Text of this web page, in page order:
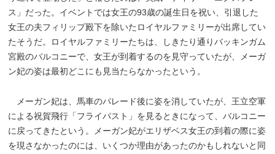
ス」だった。イベントでは女王の93歳の誕生日を祝い、引退した
女王の夫フィリップ殿下を除いたロイヤルファミリーが出席してい
たそうだ。ロイヤルファミリーたちは、しきたり通りバッキンガム
宮殿のバルコニーで、女王が到着するのを見守っていたが、メーガ
ン妃の姿は最初どこにも見当たらなかったという。
メーガン妃は、馬車のパレード後に姿を消していたが、王立空軍
による祝賀飛行「フライパスト」を見るときになって、バルコニー
に戻ってきたという。メーガン妃がエリザベス女王の到着の際に姿
を現さなかったのには、いくつか理由があったのかもしれないと同